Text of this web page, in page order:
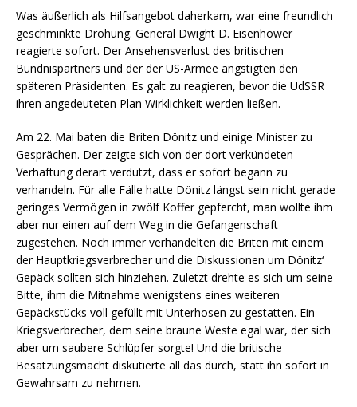
Was äußerlich als Hilfsangebot daherkam, war eine freundlich
geschminkte Drohung. General Dwight D. Eisenhower
reagierte sofort. Der Ansehensverlust des britischen
Bündnispartners und der der US-Armee ängstigten den
späteren Präsidenten. Es galt zu reagieren, bevor die UdSSR
ihren angedeuteten Plan Wirklichkeit werden ließen.
Am 22. Mai baten die Briten Dönitz und einige Minister zu
Gesprächen. Der zeigte sich von der dort verkündeten
Verhaftung derart verdutzt, dass er sofort begann zu
verhandeln. Für alle Fälle hatte Dönitz längst sein nicht gerade
geringes Vermögen in zwölf Koffer gepfercht, man wollte ihm
aber nur einen auf dem Weg in die Gefangenschaft
zugestehen. Noch immer verhandelten die Briten mit einem
der Hauptkriegsverbrecher und die Diskussionen um Dönitz‘
Gepäck sollten sich hinziehen. Zuletzt drehte es sich um seine
Bitte, ihm die Mitnahme wenigstens eines weiteren
Gepäckstücks voll gefüllt mit Unterhosen zu gestatten. Ein
Kriegsverbrecher, dem seine braune Weste egal war, der sich
aber um saubere Schlüpfer sorgte! Und die britische
Besatzungsmacht diskutierte all das durch, statt ihn sofort in
Gewahrsam zu nehmen.